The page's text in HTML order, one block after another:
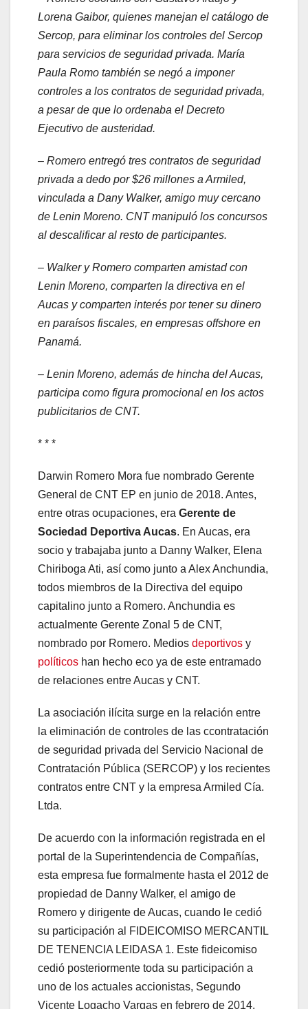
Lorena Gaibor, quienes manejan el catálogo de
Sercop, para eliminar los controles del Sercop
para servicios de seguridad privada. María
Paula Romo también se negó a imponer
controles a los contratos de seguridad privada,
a pesar de que lo ordenaba el Decreto
Ejecutivo de austeridad.
– Romero entregó tres contratos de seguridad
privada a dedo por $26 millones a Armiled,
vinculada a Dany Walker, amigo muy cercano
de Lenin Moreno. CNT manipuló los concursos
al descalificar al resto de participantes.
– Walker y Romero comparten amistad con
Lenin Moreno, comparten la directiva en el
Aucas y comparten interés por tener su dinero
en paraísos fiscales, en empresas offshore en
Panamá.
– Lenin Moreno, además de hincha del Aucas,
participa como figura promocional en los actos
publicitarios de CNT.
* * *
Darwin Romero Mora fue nombrado Gerente
General de CNT EP en junio de 2018. Antes,
entre otras ocupaciones, era Gerente de
Sociedad Deportiva Aucas. En Aucas, era
socio y trabajaba junto a Danny Walker, Elena
Chiriboga Ati, así como junto a Alex Anchundia,
todos miembros de la Directiva del equipo
capitalino junto a Romero. Anchundia es
actualmente Gerente Zonal 5 de CNT,
nombrado por Romero. Medios deportivos y
políticos han hecho eco ya de este entramado
de relaciones entre Aucas y CNT.
La asociación ilícita surge en la relación entre
la eliminación de controles de las ccontratación
de seguridad privada del Servicio Nacional de
Contratación Pública (SERCOP) y los recientes
contratos entre CNT y la empresa Armiled Cía.
Ltda.
De acuerdo con la información registrada en el
portal de la Superintendencia de Compañías,
esta empresa fue formalmente hasta el 2012 de
propiedad de Danny Walker, el amigo de
Romero y dirigente de Aucas, cuando le cedió
su participación al FIDEICOMISO MERCANTIL
DE TENENCIA LEIDASA 1. Este fideicomiso
cedió posteriormente toda su participación a
uno de los actuales accionistas, Segundo
Vicente Logacho Vargas en febrero de 2014.